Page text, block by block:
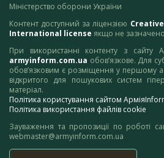
Міністерство оборони України
Контент доступний за ліцензією
International license якщо не
При використанні контенту з сайту
armyinform.com.ua обов’язкове. Для
обов’язковим є розміщення у першому
відкритого для пошукових систем
матеріал.
Політика користування сайтом
Політика використання файлів cookie
Зауваження та пропозиції по роботі
webmaster@armyinform.com.ua